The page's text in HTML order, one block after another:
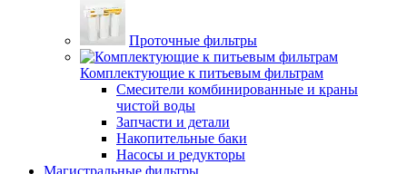
Проточные фильтры
Комплектующие к питьевым фильтрам
Смесители комбинированные и краны
чистой воды
Запчасти и детали
Накопительные баки
Насосы и редукторы
Магистральные фильтры